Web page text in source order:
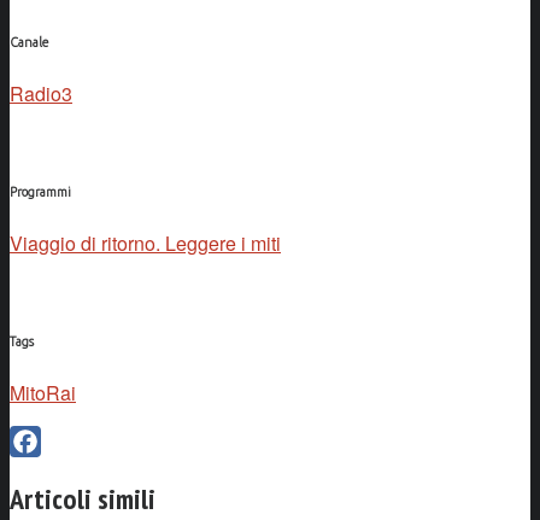
Canale
Radio3
Programmi
Viaggio di ritorno. Leggere i miti
Tags
MitoRai
Articoli simili